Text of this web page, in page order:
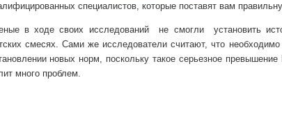
специалистов, которые поставят вам
в ходе своих исследований не смогли установить
смесях. Сами же исследователи считают, что
новых норм, поскольку такое серьезное
много проблем.